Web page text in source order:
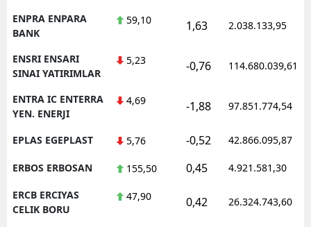
ENPRA ENPARA
BANK
59,10 1,63 2.038.133,95
ENSRI ENSARI
SINAI YATIRIMLAR
5,23 -0,76 114.680.039,61
ENTRA IC ENTERRA
YEN. ENERJI
4,69 -1,88 97.851.774,54
EPLAS EGEPLAST 5,76 -0,52 42.866.095,87
ERBOS ERBOSAN 155,50 0,45 4.921.581,30
ERCB ERCIYAS
CELIK BORU
47,90 0,42 26.324.743,60